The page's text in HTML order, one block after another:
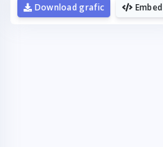
Embed
Download grafic